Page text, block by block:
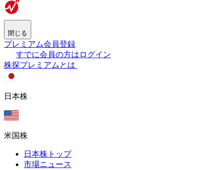
閉じる
プレミアム会員登録
すでに会員の方はログイン
株探プレミアムとは
日本株
米国株
日本株トップ
市場ニュース